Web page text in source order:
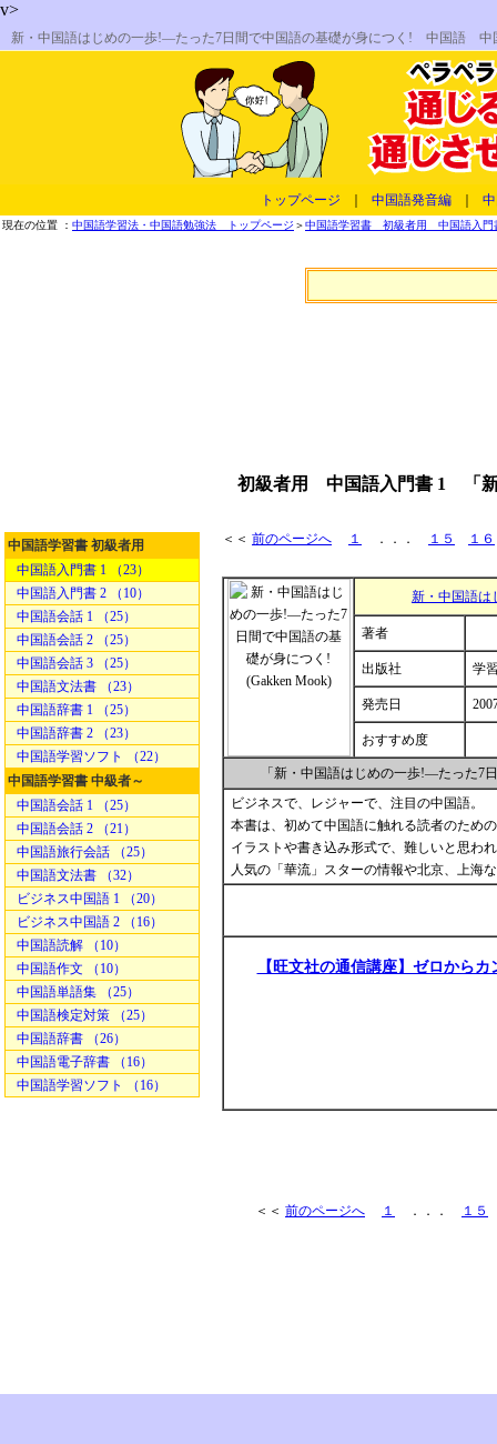
v>
新・中国語はじめの一歩!―たった7日間で中国語の基礎が身につく! 中国
トップページ 中国語発音編
現在の位置 ： 中国語学習法・中国語勉強法 トップページ ＞中国語学習書 初級者用 中国語入門
初級者用 中国語入門書 1 「新
中国語学習書 初級者用
中国語入門書 1 （23）
中国語入門書 2 （10）
中国語会話 1 （25）
中国語会話 2 （25）
中国語会話 3 （25）
中国語文法書 （23）
中国語辞書 1 （25）
中国語辞書 2 （23）
中国語学習ソフト （22）
中国語学習書 中級者～
中国語会話 1 （25）
中国語会話 2 （21）
中国語旅行会話 （25）
中国語文法書 （32）
ビジネス中国語 1 （20）
ビジネス中国語 2 （16）
中国語読解 （10）
中国語作文 （10）
中国語単語集 （25）
中国語検定対策 （25）
中国語辞書 （26）
中国語電子辞書 （16）
中国語学習ソフト （16）
＜＜ 前のページへ １ ．．． １５ １６
新・中国語
著者
出版社 学
発売日
おすすめ度
「新・中国語はじめの一歩!―たった7
ビジネスで、レジャーで、注目の中国語。
本書は、初めて中国語に触れる読者のため
イラストや書き込み形式で、難しいと思わ
人気の「華流」スターの情報や北京、上海
【旺文社の通信講座】ゼロからカ
＜＜ 前のページへ １ ．．． １５